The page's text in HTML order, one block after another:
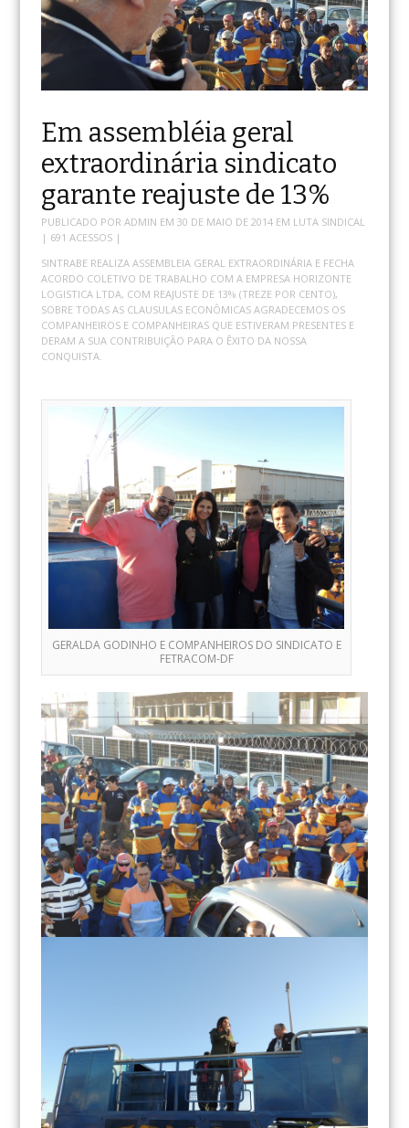
Em assembléia geral
extraordinária sindicato
garante reajuste de 13%
PUBLICADO POR ADMIN EM 30 DE MAIO DE 2014EM LUTA SINDICAL
| 691 ACESSOS |
SINTRABE REALIZA ASSEMBLEIA GERAL EXTRAORDINÁRIA E FECHA
ACORDO COLETIVO DE TRABALHO COM A EMPRESA HORIZONTE
LOGISTICA LTDA, COM REAJUSTE DE 13% (TREZE POR CENTO),
SOBRE TODAS AS CLAUSULAS ECONÔMICAS AGRADECEMOS OS
COMPANHEIROS E COMPANHEIRAS QUE ESTIVERAM PRESENTES E
DERAM A SUA CONTRIBUIÇÃO PARA O ÊXITO DA NOSSA
CONQUISTA.
GERALDA GODINHO E COMPANHEIROS DO SINDICATO E
FETRACOM-DF